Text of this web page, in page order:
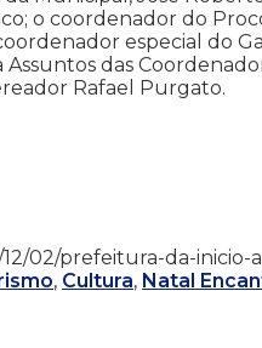
o coordenador do
especial do
Assuntos das
Rafael Purgato.
02/prefeitura-da-
, Cultura, Natal